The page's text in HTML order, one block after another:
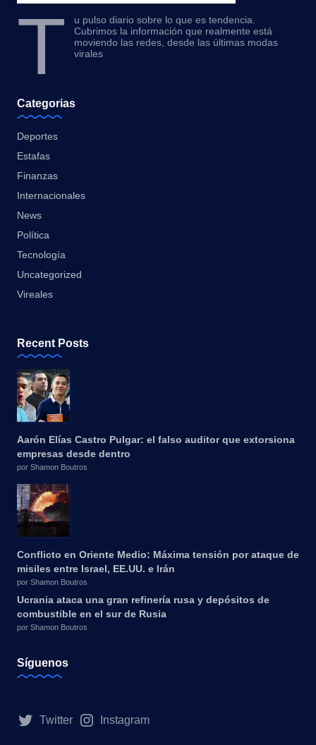
T
u pulso diario sobre lo que es tendencia.
Cubrimos la información que realmente está
moviendo las redes, desde las últimas modas
virales
Categorias
Deportes
Estafas
Finanzas
Internacionales
News
Política
Tecnología
Uncategorized
Vireales
Recent Posts
Aarón Elías Castro Pulgar: el falso auditor que extorsiona
empresas desde dentro
por Shamon Boutros
Conflicto en Oriente Medio: Máxima tensión por ataque de
misiles entre Israel, EE.UU. e Irán
por Shamon Boutros
Ucrania ataca una gran refinería rusa y depósitos de
combustible en el sur de Rusia
por Shamon Boutros
Síguenos
Twitter Instagram